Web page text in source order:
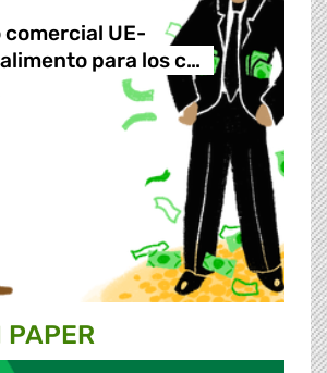
comercial UE-
para los c…
PAPER